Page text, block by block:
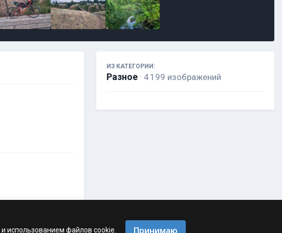
ИЗ КАТЕГОРИИ:
Разное · 4 199 изображений
и использованием файлов cookie. Принимаю